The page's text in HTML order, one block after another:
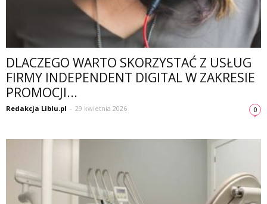
DLACZEGO WARTO SKORZYSTAĆ Z USŁUG
FIRMY INDEPENDENT DIGITAL W ZAKRESIE
PROMOCJI...
Redakcja Liblu.pl - 29 kwietnia 2026 0